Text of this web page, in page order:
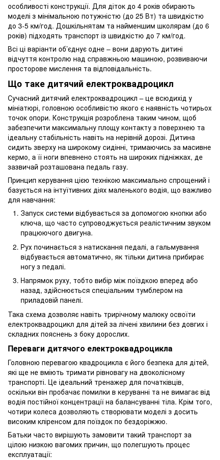
особливості конструкції. Для діток до 4 років обирають
моделі з мінімальною потужністю (до 25 Вт) та швидкістю
до 3-5 км/год. Дошкільнятам та найменшим школярам (до 6
років) підходять транспорт із швидкістю до 7 км/год.
Всі ці варіанти об’єднує одне – вони дарують дитині
відчуття контролю над справжньою машиною, розвиваючи
просторове мислення та відповідальність.
Що таке дитячий електроквадроцикл
Сучасний дитячий електроквадроцикл – це всюдихід у
мініатюрі, головною особливістю якого є наявність чотирьох
точок опори. Конструкція розроблена таким чином, щоб
забезпечити максимальну площу контакту з поверхнею та
ідеальну стабільність навіть на нерівній дорозі. Дитина
сидить зверху на широкому сидінні, тримаючись за масивне
кермо, а її ноги впевнено стоять на широких підніжках, де
зазвичай розташована педаль газу.
Принцип керування цією технікою максимально спрощений і
базується на інтуїтивних діях маленького водія, що важливо
для навчання:
Запуск системи відбувається за допомогою кнопки або
ключа, що часто супроводжується реалістичним звуком
працюючого двигуна.
Рух починається з натискання педалі, а гальмування
відбувається автоматично, як тільки дитина прибирає
ногу з педалі.
Напрямок руху, тобто вибір між поїздкою вперед або
назад, здійснюється спеціальним тумблером на
приладовій панелі.
Така схема дозволяє навіть трирічному малюку освоїти
електроквадроцикл для дітей за лічені хвилини без довгих і
складних пояснень з боку дорослих.
Переваги дитячого електроквадроцикла
Головною перевагою квадроцикла є його безпека для дітей,
які ще не вміють тримати рівновагу на двоколісному
транспорті. Це ідеальний тренажер для початківців,
оскільки він пробачає помилки в керуванні та не вимагає від
водія постійної концентрації на балансуванні тіла. Крім того,
чотири колеса дозволяють створювати моделі з досить
високим кліренсом для поїздок по бездоріжжю.
Батьки часто вирішують замовити такий транспорт за
цілою низкою вагомих причин, що полегшують процес
експлуатації: